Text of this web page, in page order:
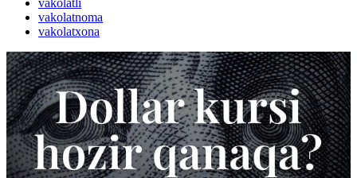
vakolatli
vakolatnoma
vakolatxona